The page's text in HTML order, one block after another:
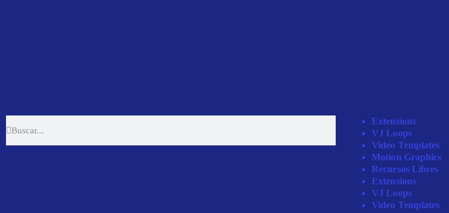
Extensions
VJ Loops
Video Templates
Motion Graphics
Recursos Libres
Extensions
VJ Loops
Video Templates